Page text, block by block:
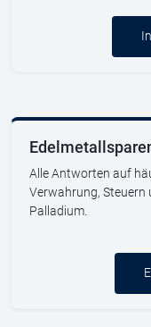
Alle Antworten auf
Verwahrung, Steuern
Palladium.